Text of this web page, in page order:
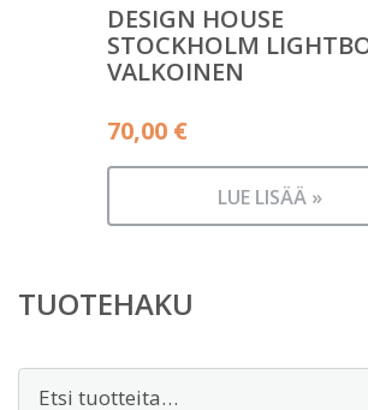
DESIGN HOUSE
STOCKHOLM
VALKOINEN
70,00 €
LUE LISÄÄ »
TUOTEHAKU
Etsi: